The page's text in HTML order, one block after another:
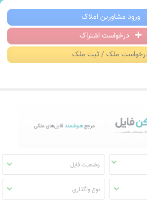
فروش، رهن و اجاره
ورود مشاورین املاک
درخواست اشتراک
ملک / ثبت ملک
وضعیت فایل
نوع واگذاری